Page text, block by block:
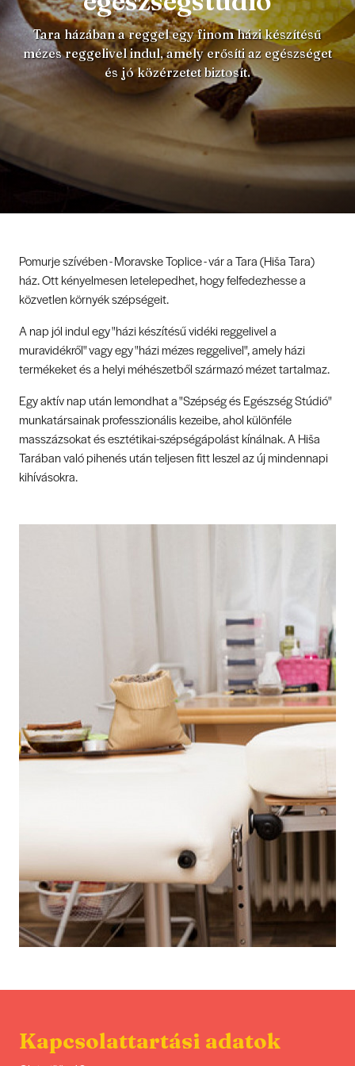
Tara házában a reggel egy finom házi készítésű
mézes reggelivel indul, amely erősíti az egészséget
és jó közérzetet biztosít.
Pomurje szívében - Moravske Toplice - vár a Tara (Hiša Tara)
ház. Ott kényelmesen letelepedhet, hogy felfedezhesse a
közvetlen környék szépségeit.
A nap jól indul egy "házi készítésű vidéki reggelivel a
muravidékről" vagy egy "házi mézes reggelivel", amely házi
termékeket és a helyi méhészetből származó mézet tartalmaz.
Egy aktív nap után lemondhat a "Szépség és Egészség Stúdió"
munkatársainak professzionális kezeibe, ahol különféle
masszázsokat és esztétikai-szépségápolást kínálnak. A Hiša
Tarában való pihenés után teljesen fitt leszel az új mindennapi
kihívásokra.
Kapcsolattartási adatok